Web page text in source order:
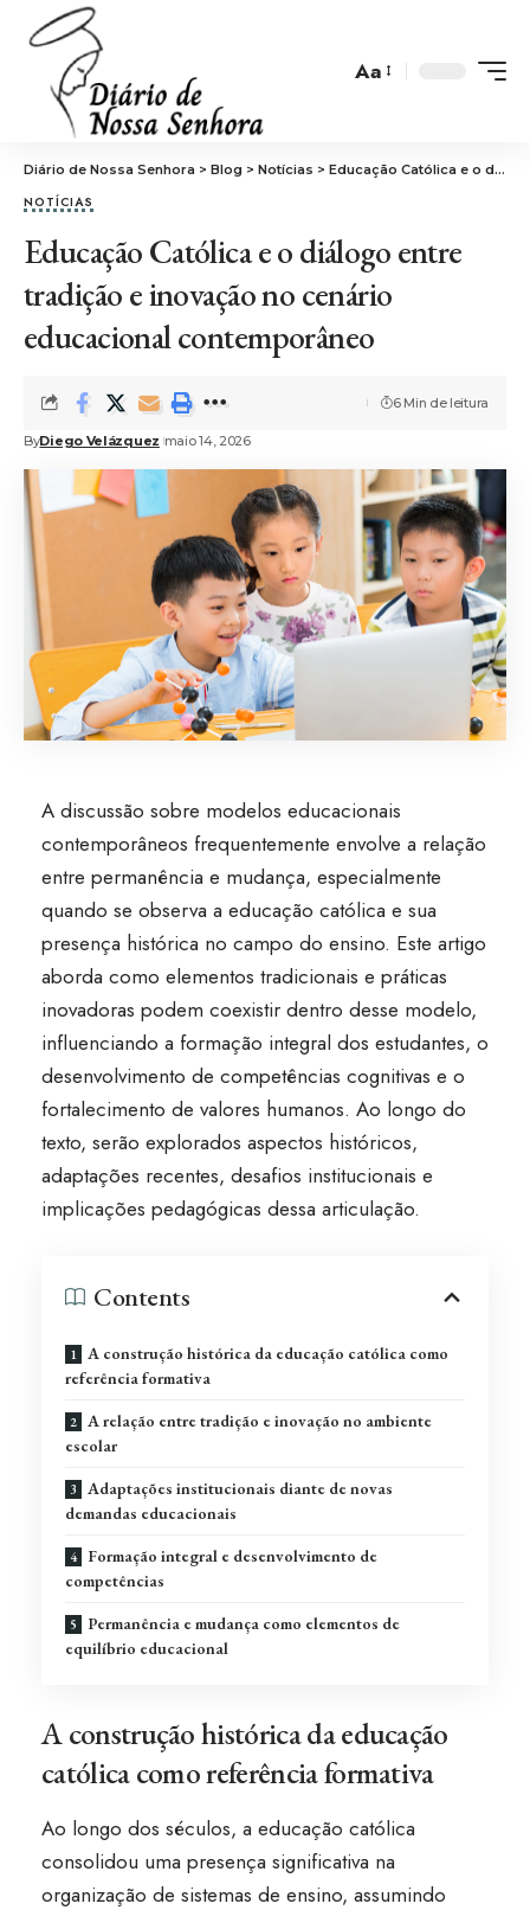
Font
Aa
Diário de Nossa Senhora > Blog > Notícias > Educação Católica e o diálogo entre tradição e inovação no cenário educacional contemporâneo
NOTÍCIAS
Educação Católica e o diálogo entre
tradição e inovação no cenário
educacional contemporâneo
ByDiego Velázquez maio 14, 2026
6 Min de leitura
A discussão sobre modelos educacionais
contemporâneos frequentemente envolve a relação
entre permanência e mudança, especialmente
quando se observa a educação católica e sua
presença histórica no campo do ensino. Este artigo
aborda como elementos tradicionais e práticas
inovadoras podem coexistir dentro desse modelo,
influenciando a formação integral dos estudantes, o
desenvolvimento de competências cognitivas e o
fortalecimento de valores humanos. Ao longo do
texto, serão explorados aspectos históricos,
adaptações recentes, desafios institucionais e
implicações pedagógicas dessa articulação.
Contents
A construção histórica da educação católica como
referência formativa
A relação entre tradição e inovação no ambiente
escolar
Adaptações institucionais diante de novas
demandas educacionais
Formação integral e desenvolvimento de
competências
Permanência e mudança como elementos de
equilíbrio educacional
A construção histórica da educação
católica como referência formativa
Ao longo dos séculos, a educação católica
consolidou uma presença significativa na
organização de sistemas de ensino, assumindo